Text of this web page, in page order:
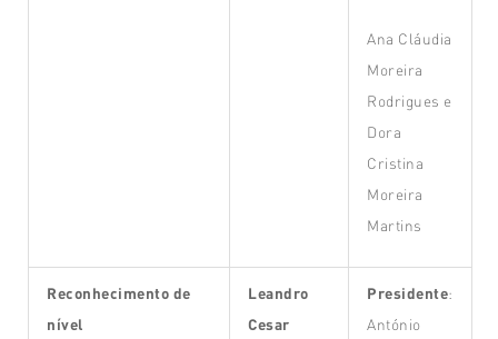
Ana Cláudia
Moreira
Rodrigues e
Dora
Cristina
Moreira
Martins
Reconhecimento de
nível
Leandro
Cesar
Presidente:
António